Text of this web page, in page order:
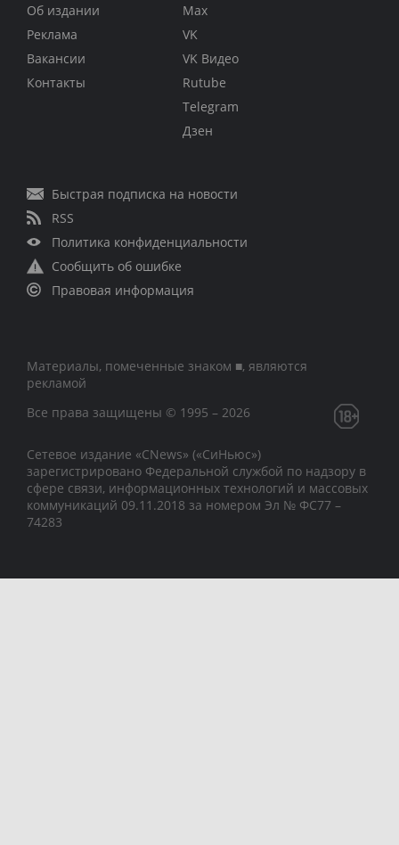
Об издании
Реклама
Вакансии
Контакты
Max
VK
VK Видео
Rutube
Telegram
Дзен
Быстрая подписка на новости
RSS
Политика конфиденциальности
Сообщить об ошибке
Правовая информация
Материалы, помеченные знаком ■, являются
рекламой
Все права защищены © 1995 – 2026
Сетевое издание «CNews» («СиНьюс»)
зарегистрировано Федеральной службой по надзору в
сфере связи, информационных технологий и массовых
коммуникаций 09.11.2018 за номером Эл № ФС77 –
74283